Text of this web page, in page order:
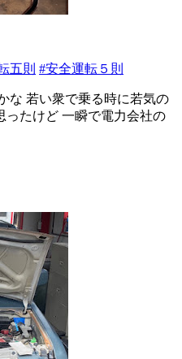
五則 #安全運転５則
な 若い衆で乗る時に若気の
ったけど 一瞬で電力会社の